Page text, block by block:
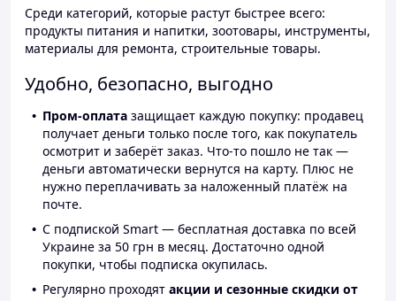
Среди категорий, которые растут быстрее всего:
продукты питания и напитки, зоотовары, инструменты,
материалы для ремонта, строительные товары.
Удобно, безопасно, выгодно
Пром-оплата защищает каждую покупку: продавец
получает деньги только после того, как покупатель
осмотрит и заберёт заказ. Что-то пошло не так —
деньги автоматически вернутся на карту. Плюс не
нужно переплачивать за наложенный платёж на
почте.
С подпиской Smart — бесплатная доставка по всей
Украине за 50 грн в месяц. Достаточно одной
покупки, чтобы подписка окупилась.
Регулярно проходят акции и сезонные скидки от